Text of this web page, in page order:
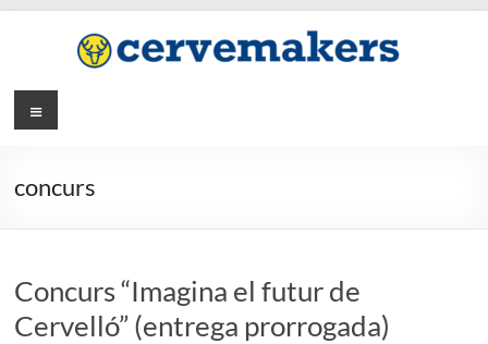
Menú
concurs
Concurs “Imagina el futur de
Cervelló” (entrega prorrogada)